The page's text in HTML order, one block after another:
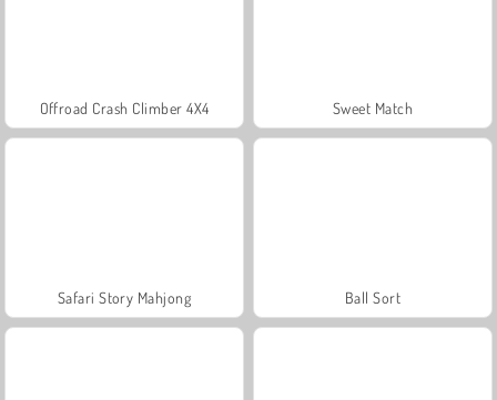
Offroad Crash Climber 4X4 Sweet Match
Safari Story Mahjong Ball Sort